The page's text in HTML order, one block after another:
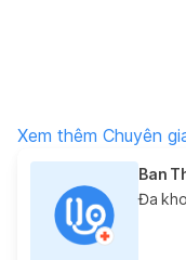
Xem thêm Chuyên
Ban
Đa